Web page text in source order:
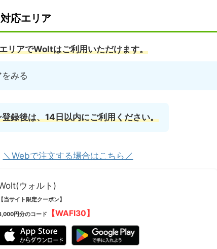
応エリア
リアでWoltはご利用いただけます。
みる
録後は、14日以内にご利用ください。
＼Webで注文する場合はこちら／
ウォルト)
【当サイト限定クーポン】
円分のコード 【WAFI30】